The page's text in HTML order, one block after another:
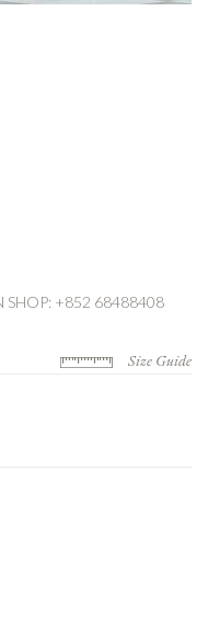
SHOP: +852 68488408
Size Guide